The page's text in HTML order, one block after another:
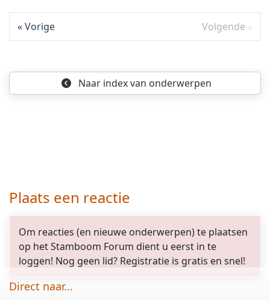
Vorige Volgende
Naar indexvan onderwerpen
Plaats een reactie
Om reacties (en nieuwe onderwerpen) te plaatsen
op het Stamboom Forum dient u eerst in te
loggen! Nog geen lid? Registratie is gratis en snel!
Direct naar...